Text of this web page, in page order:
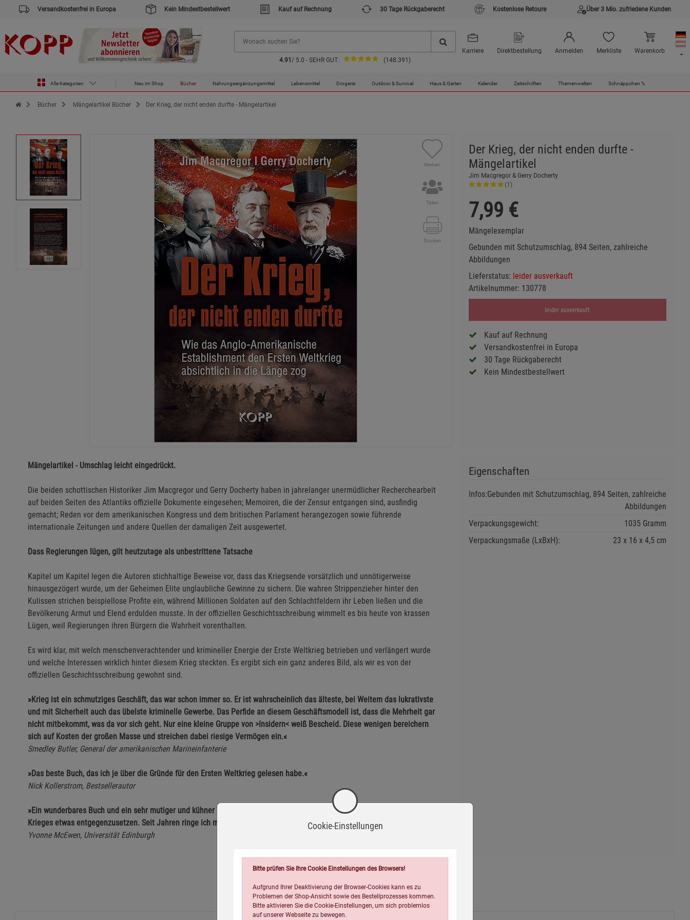
Versandkostenfrei in Europa Kein Mindestbestellwert Kauf auf Rechnung 30 Tage Rückgaberecht Kostenlose Retoure Über 3 Mio. zufriedene Kunden
4.91 / 5.0 - SEHR GUT (148.391)
Karriere Direktbestellung Anmelden Merkliste Warenkorb
Alle Kategorien Neu im Shop Bücher Nahrungsergänzungsmittel Lebensmittel Drogerie Outdoor & Survival Haus & Garten Kalender Zeitschriften Themenwelten Schnäppchen %
Zur Startseite des Kopp Verlag Online-Shop
Bücher Mängelartikel Bücher Der Krieg, der nicht enden durfte - Mängelartikel
Merken
Teilen
Drucken
Der Krieg, der nicht enden durfte -
Mängelartikel
Jim Macgregor & Gerry Docherty
(1)
7,99 €
Mängelexemplar
Gebunden mit Schutzumschlag, 894 Seiten, zahlreiche
Abbildungen
Lieferstatus: leider ausverkauft
Artikelnummer: 130778
leider ausverkauft
Kauf auf Rechnung
Versandkostenfrei in Europa
30 Tage Rückgaberecht
Kein Mindestbestellwert
Mängelartikel - Umschlag leicht eingedrückt.
Die beiden schottischen Historiker Jim Macgregor und Gerry Docherty haben in jahrelanger unermüdlicher Recherchearbeit
auf beiden Seiten des Atlantiks offizielle Dokumente eingesehen; Memoiren, die der Zensur entgangen sind, ausfindig
gemacht; Reden vor dem amerikanischen Kongress und dem britischen Parlament herangezogen sowie führende
internationale Zeitungen und andere Quellen der damaligen Zeit ausgewertet.
Dass Regierungen lügen, gilt heutzutage als unbestrittene Tatsache
Kapitel um Kapitel legen die Autoren stichhaltige Beweise vor, dass das Kriegsende vorsätzlich und unnötigerweise
hinausgezögert wurde, um der Geheimen Elite unglaubliche Gewinne zu sichern. Die wahren Strippenzieher hinter den
Kulissen strichen beispiellose Profite ein, während Millionen Soldaten auf den Schlachtfeldern ihr Leben ließen und die
Bevölkerung Armut und Elend erdulden musste. In der offiziellen Geschichtsschreibung wimmelt es bis heute von krassen
Lügen, weil Regierungen ihren Bürgern die Wahrheit vorenthalten.
Es wird klar, mit welch menschenverachtender und krimineller Energie der Erste Weltkrieg betrieben und verlängert wurde
und welche Interessen wirklich hinter diesem Krieg steckten. Es ergibt sich ein ganz anderes Bild, als wir es von der
offiziellen Geschichtsschreibung gewohnt sind.
»Krieg ist ein schmutziges Geschäft, das war schon immer so. Er ist wahrscheinlich das älteste, bei Weitem das lukrativste
und mit Sicherheit auch das übelste kriminelle Gewerbe. Das Perfide an diesem Geschäftsmodell ist, dass die Mehrheit gar
nicht mitbekommt, was da vor sich geht. Nur eine kleine Gruppe von >Insidern< weiß Bescheid. Diese wenigen bereichern
sich auf Kosten der großen Masse und streichen dabei riesige Vermögen ein.«
Smedley Butler, General der amerikanischen Marineinfanterie
»Das beste Buch, das ich je über die Gründe für den Ersten Weltkrieg gelesen habe.«
Nick Kollerstrom, Bestsellerautor
»Ein wunderbares Buch und ein sehr mutiger und kühner Versuch, althergebrachten Unwahrheiten über die Ursprünge des
Krieges etwas entgegenzusetzen. Seit Jahren ringe ich mit gesäuberten >offiziellen< Versionen.«
Yvonne McEwen, Universität Edinburgh
Eigenschaften
Infos:Gebunden mit Schutzumschlag, 894 Seiten, zahlreiche
Abbildungen
Verpackungsgewicht:
1035 Gramm
Verpackungsmaße (LxBxH):
23 16 4,5 cm
Wird oft zusammen bestellt:
Cookie-Einstellungen
Bitte prüfen Sie Ihre Cookie Einstellungen des Browsers!
Aufgrund Ihrer Deaktivierung der Browser-Cookies kann es zu
Problemen der Shop-Ansicht sowie des Bestellprozesses kommen.
Bitte aktivieren Sie die Cookie-Einstellungen, um sich problemlos
auf unserer Webseite zu bewegen.